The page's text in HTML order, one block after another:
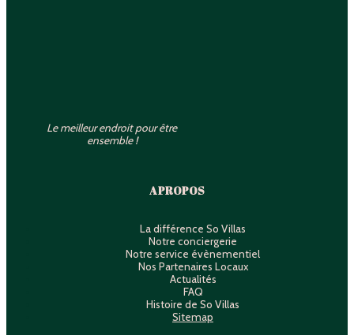
Le meilleur endroit pour être
ensemble !
A PROPOS
La différence So Villas
Notre conciergerie
Notre service évènementiel
Nos Partenaires Locaux
Actualités
FAQ
Histoire de So Villas
Sitemap